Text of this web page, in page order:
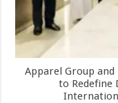
Apparel Group and
to